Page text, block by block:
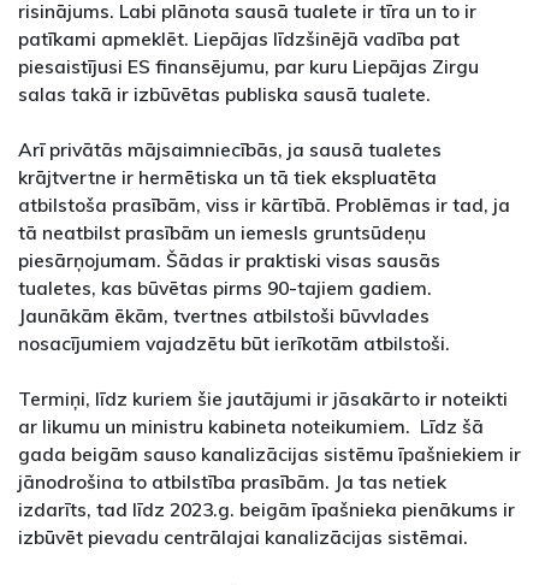
risinājums. Labi plānota sausā tualete ir tīra un to ir
patīkami apmeklēt. Liepājas līdzšinējā vadība pat
piesaistījusi ES finansējumu, par kuru Liepājas Zirgu
salas takā ir izbūvētas publiska sausā tualete.
Arī privātās mājsaimniecībās, ja sausā tualetes
krājtvertne ir hermētiska un tā tiek ekspluatēta
atbilstoša prasībām, viss ir kārtībā. Problēmas ir tad, ja
tā neatbilst prasībām un iemesls gruntsūdeņu
piesārņojumam. Šādas ir praktiski visas sausās
tualetes, kas būvētas pirms 90-tajiem gadiem.
Jaunākām ēkām, tvertnes atbilstoši būvvlades
nosacījumiem vajadzētu būt ierīkotām atbilstoši.
Termiņi, līdz kuriem šie jautājumi ir jāsakārto ir noteikti
ar likumu un ministru kabineta noteikumiem. Līdz šā
gada beigām sauso kanalizācijas sistēmu īpašniekiem ir
jānodrošina to atbilstība prasībām. Ja tas netiek
izdarīts, tad līdz 2023.g. beigām īpašnieka pienākums ir
izbūvēt pievadu centrālajai kanalizācijas sistēmai.